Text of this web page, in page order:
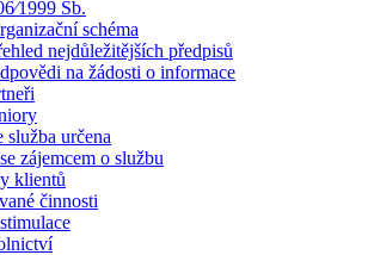
Sb.
schéma
nejdůležitějších předpisů
na žádosti o informace
služba určena
zájemcem o službu
klientů
činnosti